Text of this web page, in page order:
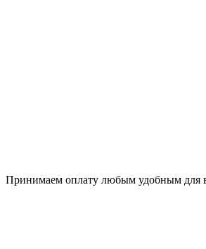
Принимаем оплату любым удобным для